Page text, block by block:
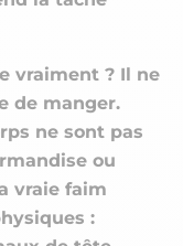
vraiment ? Il ne
de manger.
ne sont pas
ou
vraie faim
: